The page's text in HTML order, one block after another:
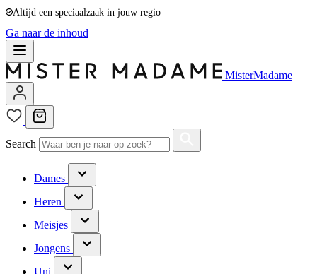
Altijd een speciaalzaak in jouw regio
Ga naar de inhoud
MisterMadame
Search
Dames
Heren
Meisjes
Jongens
Uni